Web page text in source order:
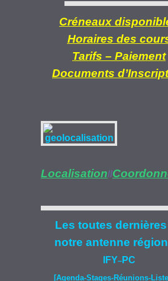
Créneaux
Horaires des
Tarifs – Paiement
Documents d’
Localisation//
Les toutes
notre antenne
IFY–PC
[Agenda-Stages-Réunions-